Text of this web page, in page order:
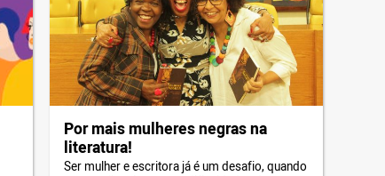
Por mais mulheres negras na
literatura!
Ser mulher e escritora já é um desafio, quando